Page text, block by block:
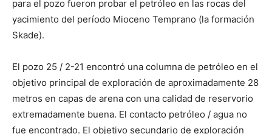
para el pozo fueron probar el petróleo en las rocas del
yacimiento del período Mioceno Temprano (la formación
Skade).
El pozo 25 / 2-21 encontró una columna de petróleo en el
objetivo principal de exploración de aproximadamente 28
metros en capas de arena con una calidad de reservorio
extremadamente buena. El contacto petróleo / agua no
fue encontrado. El objetivo secundario de exploración